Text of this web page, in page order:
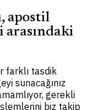
apostil
arasındaki
farklı tasdik
sunacağınız
gerekli
biz takip